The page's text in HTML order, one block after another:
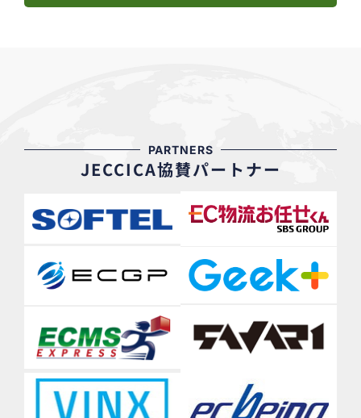
PARTNERS
JECCICA協賛パートナー